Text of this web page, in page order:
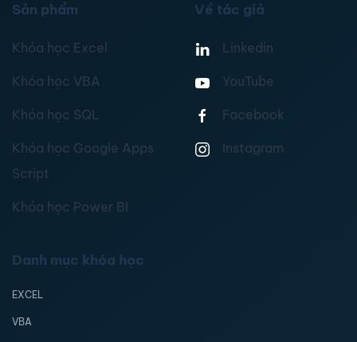
Sản phẩm
Khóa học Excel
Khóa học VBA
Khóa học SQL
Khóa học Google Apps
Script
Khóa học Power BI
Về tác giả
Linkedin
YouTube
Facebook
Instagram
Danh mục khóa học
EXCEL
VBA